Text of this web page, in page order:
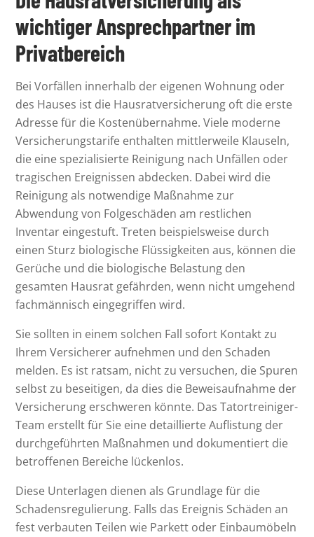
wichtiger Ansprechpartner im
Privatbereich
Bei Vorfällen innerhalb der eigenen Wohnung oder
des Hauses ist die Hausratversicherung oft die erste
Adresse für die Kostenübernahme. Viele moderne
Versicherungstarife enthalten mittlerweile Klauseln,
die eine spezialisierte Reinigung nach Unfällen oder
tragischen Ereignissen abdecken. Dabei wird die
Reinigung als notwendige Maßnahme zur
Abwendung von Folgeschäden am restlichen
Inventar eingestuft. Treten beispielsweise durch
einen Sturz biologische Flüssigkeiten aus, können die
Gerüche und die biologische Belastung den
gesamten Hausrat gefährden, wenn nicht umgehend
fachmännisch eingegriffen wird.
Sie sollten in einem solchen Fall sofort Kontakt zu
Ihrem Versicherer aufnehmen und den Schaden
melden. Es ist ratsam, nicht zu versuchen, die Spuren
selbst zu beseitigen, da dies die Beweisaufnahme der
Versicherung erschweren könnte. Das Tatortreiniger-
Team erstellt für Sie eine detaillierte Auflistung der
durchgeführten Maßnahmen und dokumentiert die
betroffenen Bereiche lückenlos.
Diese Unterlagen dienen als Grundlage für die
Schadensregulierung. Falls das Ereignis Schäden an
fest verbauten Teilen wie Parkett oder Einbaumöbeln